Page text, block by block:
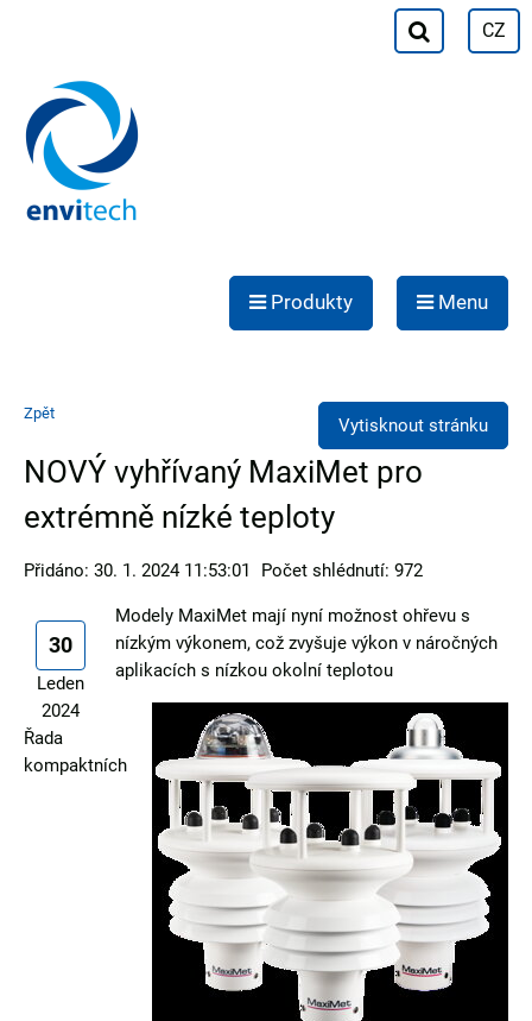
CZ
Produkty Menu
Zpět
Vytisknout stránku
NOVÝ vyhřívaný MaxiMet pro
extrémně nízké teploty
Přidáno: 30. 1. 2024 11:53:01 Počet shlédnutí: 972
30
Leden
2024
Modely MaxiMet mají nyní možnost ohřevu s
nízkým výkonem, což zvyšuje výkon v náročných
aplikacích s nízkou okolní teplotou
Řada
kompaktních